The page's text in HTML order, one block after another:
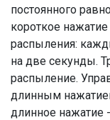
постоянного
короткое
распыления:
на две секунды.
распыление.
длинным
длинное